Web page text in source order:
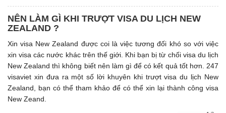
NÊN LÀM GÌ KHI TRƯỢT VISA DU LỊCH NEW
ZEALAND ?
Xin visa New Zealand được coi là việc tương đối khó so với việc
xin visa các nước khác trên thế giới. Khi bạn bị từ chối visa du lịch
New Zealand thì không biết nên làm gì để có kết quả tốt hơn. 247
visaviet xin đưa ra một số lời khuyên khi trượt visa du lịch New
Zealand, bạn có thể tham khảo để có thể xin lại thành công visa
New Zeand.